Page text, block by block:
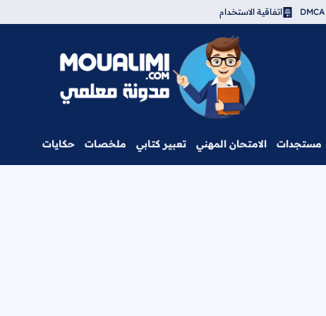
اتفاقية الاستخدام
مدونة معلمي
مستجدات الامتحان المهني تعبير كتابي ملخصات حكايات